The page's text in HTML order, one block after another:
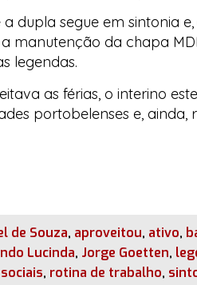
dupla segue em sintonia
manutenção da chapa
legendas.
as férias, o interino
portobelenses e, ainda,
de Souza, aproveitou, ativo,
Lucinda, Jorge Goetten,
, rotina de trabalho,